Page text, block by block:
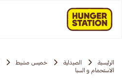
الرئيسية الصيدلية خميس مشيط
الاستحمام و السبا